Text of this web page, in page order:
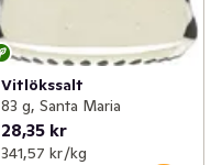
Vitlökssalt
83 g, Santa Maria
28,35 kr
341,57 kr /kg